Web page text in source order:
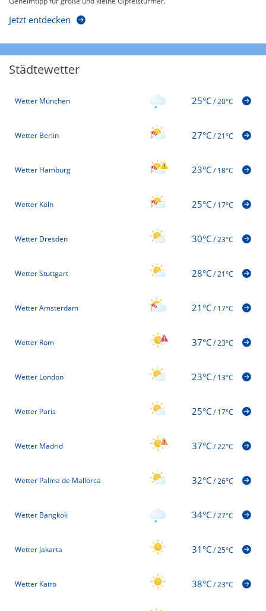
Jetzt entdecken
Städtewetter
Wetter München 25°C/20°C
Wetter Berlin 27°C/21°C
Wetter Hamburg 23°C/18°C
Wetter Köln 25°C/17°C
Wetter Dresden 30°C/23°C
Wetter Stuttgart 28°C/21°C
Wetter Amsterdam 21°C/17°C
Wetter Rom 37°C/23°C
Wetter London 23°C/13°C
Wetter Paris 25°C/17°C
Wetter Madrid 37°C/22°C
Wetter Palma de Mallorca 32°C/26°C
Wetter Bangkok 34°C/27°C
Wetter Jakarta 31°C/25°C
Wetter Kairo 38°C/23°C